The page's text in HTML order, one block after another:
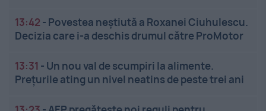
13:42 - Povestea neștiută a Roxanei Ciuhulescu.
Decizia care i-a deschis drumul către ProMotor
13:31 - Un nou val de scumpiri la alimente.
Prețurile ating un nivel neatins de peste trei ani